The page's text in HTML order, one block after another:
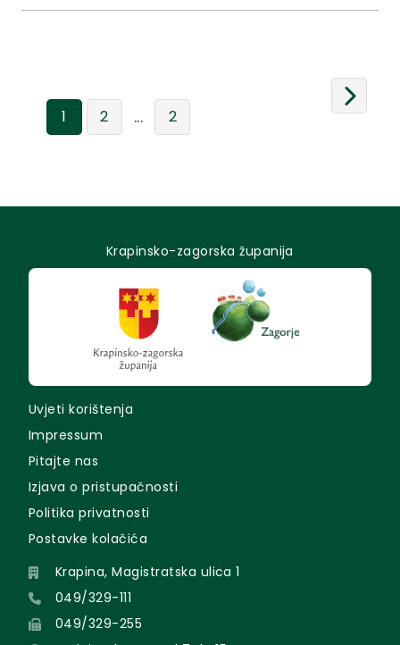
1 2 ... 2
Krapinsko-zagorska županija
Uvjeti korištenja
Impressum
Pitajte nas
Izjava o pristupačnosti
Politika privatnosti
Postavke kolačića
Krapina, Magistratska ulica 1
049/329-111
049/329-255